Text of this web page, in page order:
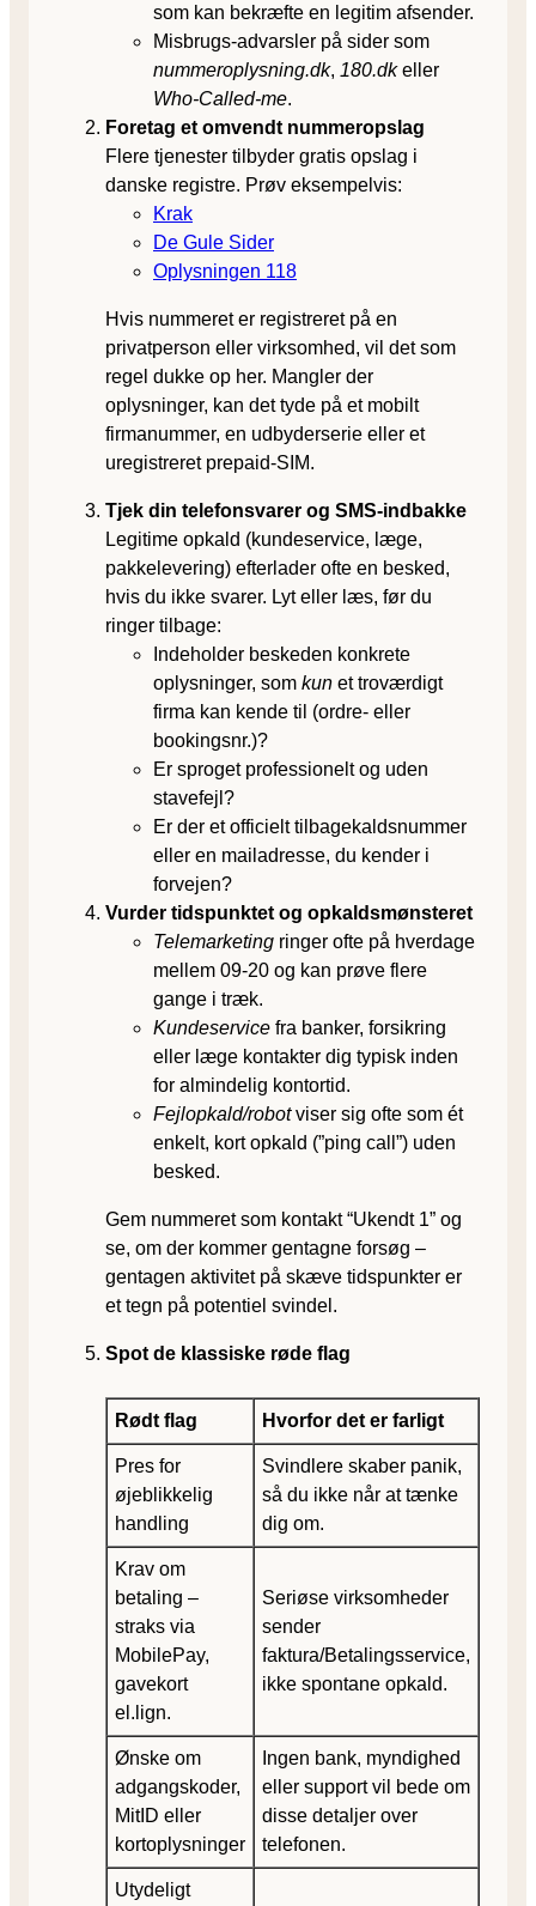
som kan bekræfte en legitim afsender.
Misbrugs-advarsler på sider som
nummeroplysning.dk, 180.dkeller
Who-Called-me.
Foretag et omvendt nummeropslag
Flere tjenester tilbyder gratis opslag i
danske registre. Prøv eksempelvis:
Krak
De Gule Sider
Oplysningen 118
Hvis nummeret er registreret på en
privatperson eller virksomhed, vil det som
regel dukke op her. Mangler der
oplysninger, kan det tyde på et mobilt
firmanummer, en udbyderserie eller et
uregistreret prepaid-SIM.
Tjek din telefonsvarer og SMS-indbakke
Legitime opkald (kundeservice, læge,
pakkelevering) efterlader ofte en besked,
hvis du ikke svarer. Lyt eller læs, før du
ringer tilbage:
Indeholder beskeden konkrete
oplysninger, som kun et troværdigt
firma kan kende til (ordre- eller
bookingsnr.)?
Er sproget professionelt og uden
stavefejl?
Er der et officielt tilbagekaldsnummer
eller en mailadresse, du kender i
forvejen?
Vurder tidspunktet og opkaldsmønsteret
Telemarketing ringer ofte på hverdage
mellem 09-20 og kan prøve flere
gange i træk.
Kundeservice fra banker, forsikring
eller læge kontakter dig typisk inden
for almindelig kontortid.
Fejlopkald/robotviser sig ofte som ét
enkelt, kort opkald (”ping call”) uden
besked.
Gem nummeret som kontakt “Ukendt 1” og
se, om der kommer gentagne forsøg –
gentagen aktivitet på skæve tidspunkter er
et tegn på potentiel svindel.
Spot de klassiske røde flag
Rødt flag Hvorfor det er farligt
Pres for
øjeblikkelig
handling
Svindlere skaber panik,
så du ikke når at tænke
dig om.
Krav om
betaling –
straks via
MobilePay,
gavekort
el.lign.
Seriøse virksomheder
sender
faktura/Betalingsservice,
ikke spontane opkald.
Ønske om
adgangskoder,
MitID eller
kortoplysninger
Ingen bank, myndighed
eller support vil bede om
disse detaljer over
telefonen.
Utydeligt